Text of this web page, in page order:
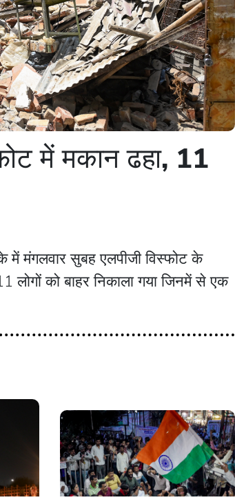
में मकान ढहा, 11
में मंगलवार सुबह एलपीजी विस्फोट के
को बाहर निकाला गया जिनमें से एक